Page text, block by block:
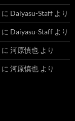
に Daiyasu-Staff より
に Daiyasu-Staff より
に 河原慎也 より
に 河原慎也 より